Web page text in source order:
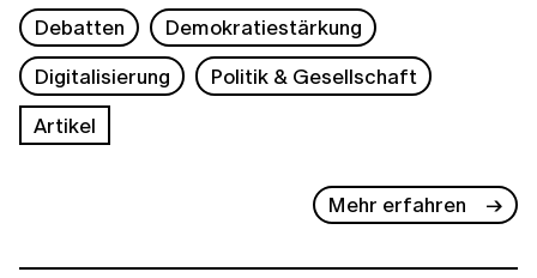
Debatten
Demokratiestärkung
Digitalisierung
Politik & Gesellschaft
Artikel
Mehr erfahren